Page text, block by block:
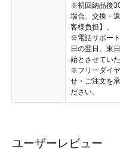
※初回納品後
場合、交換・
客様負担】。
※電話サポー
日の翌日、東
始とさせてい
※フリーダイ
せ・ご注文を
ださい。
ユーザーレビュー